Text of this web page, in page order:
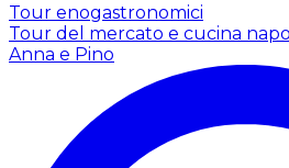
Tour enogastronomici
Tour del mercato e cucina
Anna e Pino